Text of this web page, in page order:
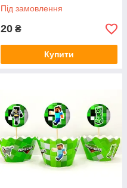
Під замовлення
20 ₴
Купити